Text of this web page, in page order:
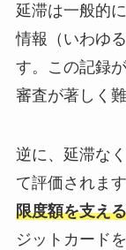
延滞は一般的に
情報（いわゆ
す。この記録
審査が著しく
逆に、延滞な
て評価されます
限度額を支え
ジットカード